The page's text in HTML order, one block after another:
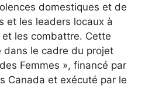
domestiques et de
et les leaders locaux à
les combattre. Cette
dans le cadre du projet
Femmes », financé par
Canada et exécuté par le